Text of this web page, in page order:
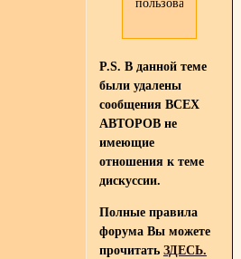
пользователей.
P.S. В данной теме
были удалены
сообщения ВСЕХ
АВТОРОВ не
имеющие
отношения к теме
дискуссии.
Полные правила
форума Вы можете
прочитать ЗДЕСЬ.